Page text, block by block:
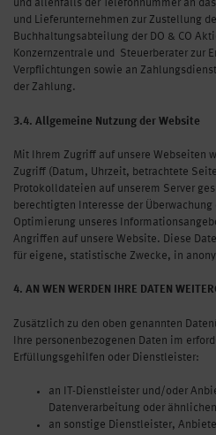
und allenfalls der Telefonnummer an
und Lieferunternehmen zur Zustellung
Buchhaltungsabteilung der DO & CO
Konzernzentrale und Steuerberater zur
Verpflichtungen sowie an
der Zahlung.
3.4. Allgemeine Nutzung der Website
Mit Ihrem Zugriff auf unsere Webseiten
Zugriff (Datum, Uhrzeit, betrachtete
Protokolldateien auf unserem Server
berechtigten Interesse der
Optimierung unseres
Angriffen auf unsere Website. Diese
für eigene, statistische Zwecke, in
4. AN WEN WERDEN IHRE DATEN
Zusätzlich zu den oben genannten
Ihre personenbezogenen Daten im
Erfüllungsgehilfen oder Dienstleister:
an IT-Dienstleister und/oder
Datenverarbeitung oder
an sonstige Dienstleister,